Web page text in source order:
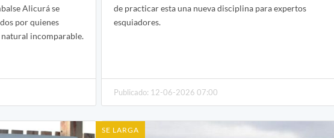
Alicurá se
por quienes
natural incomparable.
de practicar esta una nueva disciplina para expertos
esquiadores.
Publicado: 12-06-2026 07:00
SE LARGA